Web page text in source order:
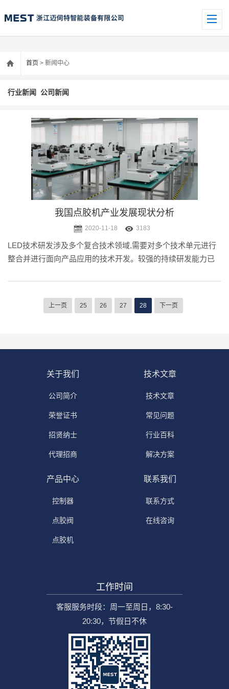
首页 > 新闻中心
行业新闻 公司新闻
我国点胶机产业发展现状分析
2020-11-18 3183
LED技术研发涉及多个复合技术领域,需要对多个技术单元进行
整合并进行面向产品应用的技术开发。较强的持续研发能力已
上一页 25 26 27 28 下一页
关于我们
公司简介
荣誉证书
招贤纳士
代理招商
技术文章
技术文章
常见问题
行业百科
解决方案
产品中心
控制器
点胶阀
点胶机
联系我们
联系方式
在线咨询
工作时间
客服服务时段：周一至周日，8:30-
20:30，节假日不休